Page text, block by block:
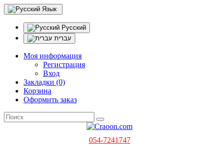
Язык
Русский
עברית
Моя информация
Регистрация
Вход
Закладки (0)
Корзина
Оформить заказ
054-7241747